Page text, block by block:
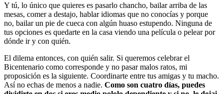
Y tú, lo único que quieres es pasarlo chancho, bailar arriba de las
mesas, comer a destajo, hablar idiomas que no conocías y porque
no, bailar un pie de cueca con algún huaso estupendo. Ninguna de
tus opciones es quedarte en la casa viendo una película o pelear por
dónde ir y con quién.
El dilema entonces, con quién salir. Si queremos celebrar el
Bicentenario como corresponde y no pasar malos ratos, mi
proposición es la siguiente. Coordinarte entre tus amigas y tu macho.
Así no echas de menos a nadie. Como son cuatro días, puedes